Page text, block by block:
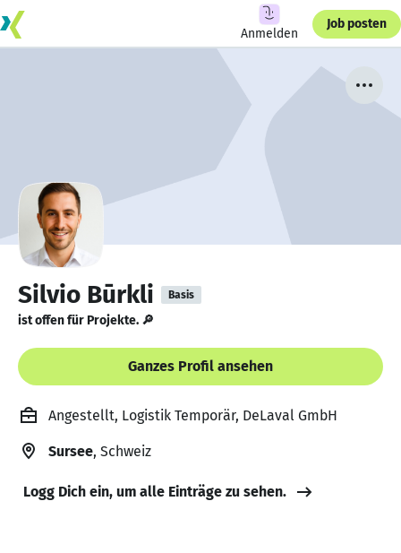
Anmelden
Job posten
Silvio Būrkli Basis
ist offen für Projekte. 🔎
Ganzes Profil ansehen
Angestellt, Logistik Temporär, DeLaval GmbH
Sursee, Schweiz
Logg Dich ein, um alle Einträge zu sehen.